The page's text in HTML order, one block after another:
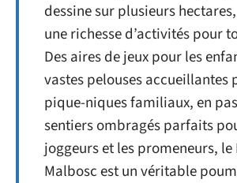
dessine sur plusieurs
une richesse d’activités pour
Des aires de jeux pour les
vastes pelouses accueillantes
pique-niques familiaux, en
sentiers ombragés parfaits
joggeurs et les promeneurs, le
Malbosc est un véritable